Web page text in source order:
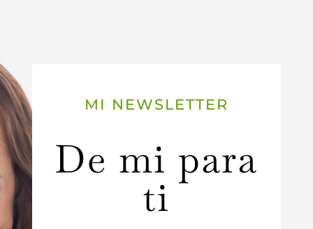
MI NEWSLETTER
De mi para
ti